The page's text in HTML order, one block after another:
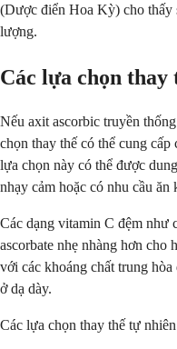
(Dược điển Hoa Kỳ) cho thấy
lượng.
Các lựa chọn
Nếu axit ascorbic truyền
chọn thay thế có thể cung
lựa chọn này có thể được
nhạy cảm hoặc có nhu cầu ăn
Các dạng vitamin C đệm như
ascorbate nhẹ nhàng hơn cho
với các khoáng chất trung
ở dạ dày.
Các lựa chọn thay thế tự